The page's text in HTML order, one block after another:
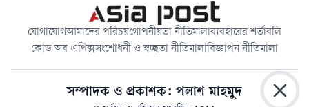
যোগাযোগআমাদের পরিচয়গোপনীয়তা নীতিমালাব্যবহারের শর্তাবলি
কোড অব এথিক্সসংশোধনী ও স্বচ্ছতা নীতিমালাবিজ্ঞাপন নীতিমালা
সম্পাদক ও প্রকাশক: পলাশ মাহমুদ